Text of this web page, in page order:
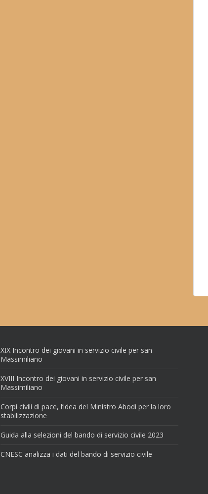
XIX Incontro dei giovani in servizio civile per san
Massimiliano
XVIII Incontro dei giovani in servizio civile per san
Massimiliano
Corpi civili di pace, l’idea del Ministro Abodi per la loro
stabilizzazione
Guida alla selezioni del bando di servizio civile 2023
CNESC analizza i dati del bando di servizio civile